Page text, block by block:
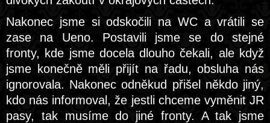
Nakonec jsme si odskočili na WC a vrátili se
zase na Ueno. Postavili jsme se do stejné
fronty, kde jsme docela dlouho čekali, ale když
jsme konečně měli přijít na řadu, obsluha nás
ignorovala. Nakonec odněkud přišel někdo jiný,
kdo nás informoval, že jestli chceme vyměnit JR
pasy, tak musíme do jiné fronty. A tak jsme